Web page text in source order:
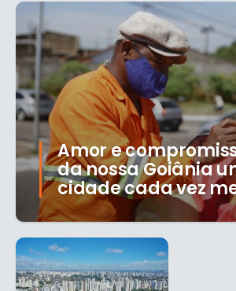
Amor e
da nossa Goiânia
cidade cada vez